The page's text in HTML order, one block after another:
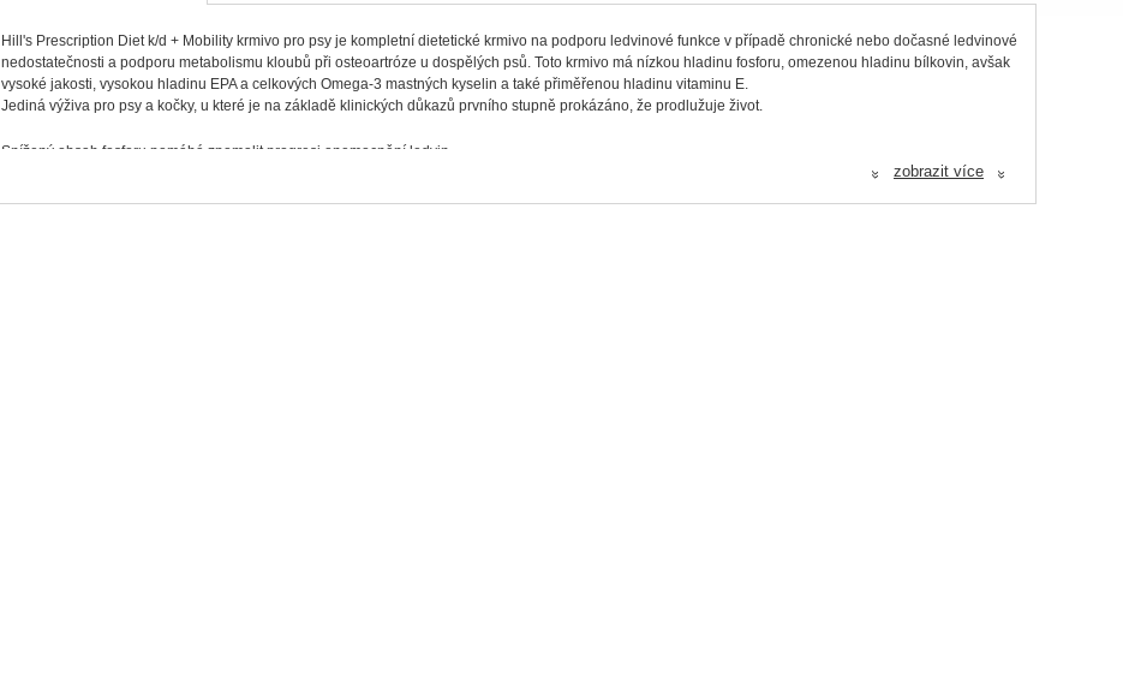
Hill's Prescription Diet k/d + Mobility krmivo pro psy je kompletní dietetické krmivo na podporu ledvinové funkce v případě chronické nebo dočasné ledvinové
nedostatečnosti a podporu metabolismu kloubů při osteoartróze u dospělých psů. Toto krmivo má nízkou hladinu fosforu, omezenou hladinu bílkovin, avšak
vysoké jakosti, vysokou hladinu EPA a celkových Omega-3 mastných kyselin a také přiměřenou hladinu vitaminu E.
Jediná výživa pro psy a kočky, u které je na základě klinických důkazů prvního stupně prokázáno, že prodlužuje život.
Snížený obsah fosforu pomáhá zpomalit progresi onemocnění ledvin.
« zobrazit více «